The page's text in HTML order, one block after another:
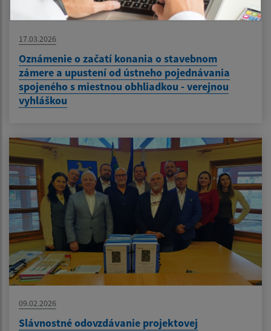
17.03.2026
Oznámenie o začatí konania o stavebnom
zámere a upustení od ústneho pojednávania
spojeného s miestnou obhliadkou - verejnou
vyhláškou
09.02.2026
Slávnostné odovzdávanie projektovej